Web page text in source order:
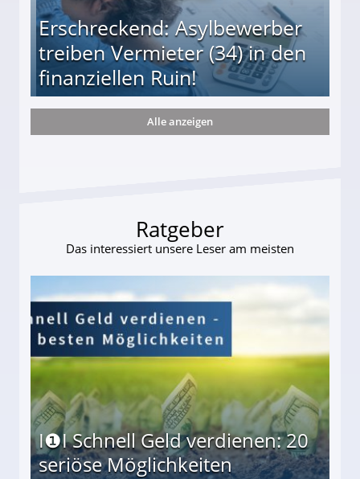
Erschreckend: Asylbewerber
treiben Vermieter (34) in den
finanziellen Ruin!
(34) in den finanziellen Ruin!
Alle anzeigen
Ratgeber
Das interessiert unsere Leser am meisten
I❶I Schnell Geld verdienen: 20
seriöse Möglichkeiten